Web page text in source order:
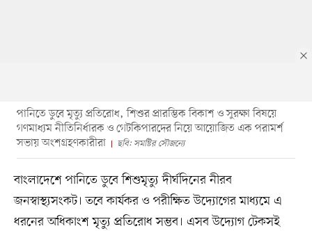
পানিতে ডুবে মৃত্যু প্রতিরোধ, শিশুর প্রারম্ভিক বিকাশ ও সুরক্ষা বিষয়ে
গণমাধ্যম নীতিনির্ধারক ও গেটকিপারদের নিয়ে আয়োজিত এক পরামর্শ
সভায় অংশগ্রহণকারীরা
ছবি: সমষ্টির সৌজন্যে
বাংলাদেশে পানিতে ডুবে শিশুমৃত্যু দীর্ঘদিনের নীরব
জনস্বাস্থ্যসংকট। তবে কার্যকর ও পরীক্ষিত উদ্যোগের মাধ্যমে এ
ধরনের অধিকাংশ মৃত্যু প্রতিরোধ সম্ভব। এসব উদ্যোগ টেকসই